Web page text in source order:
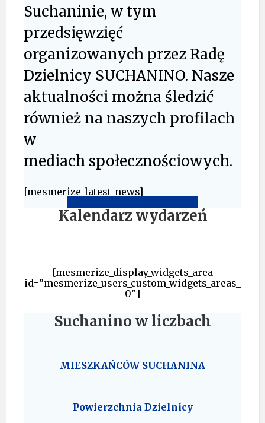
Suchaninie, w tym
przedsięwzięć
organizowanych przez Radę
Dzielnicy SUCHANINO. Nasze
aktualności można śledzić
również na naszych profilach
w
mediach społecznościowych.
[mesmerize_latest_news]
Kalendarz wydarzeń
[mesmerize_display_widgets_area
id=”mesmerize_users_custom_widgets_areas_
0″]
Suchanino w liczbach
MIESZKAŃCÓW SUCHANINA
Powierzchnia Dzielnicy